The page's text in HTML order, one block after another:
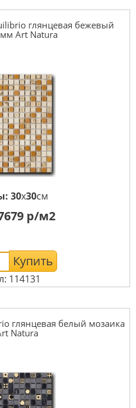
глянцевая бежевый
Art Natura
30x30см
р/м2
Купить
114131
глянцевая белый мозаика
Natura